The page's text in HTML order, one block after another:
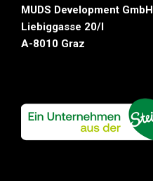
MUDS Development GmbH
Liebiggasse 20/I
A-8010 Graz